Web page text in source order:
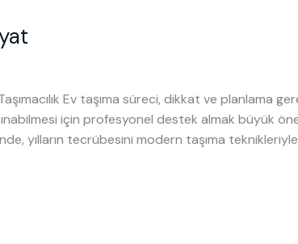
Ev taşıma süreci, dikkat ve planlama
için profesyonel destek almak büyük
yılların tecrübesini modern taşıma